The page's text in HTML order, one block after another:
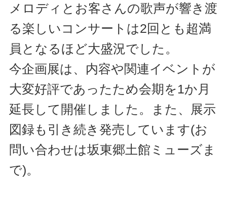
メロディとお客さんの歌声が響き渡
る楽しいコンサートは2回とも超満
員となるほど大盛況でした。
今企画展は、内容や関連イベントが
大変好評であったため会期を1か月
延長して開催しました。また、展示
図録も引き続き発売しています(お
問い合わせは坂東郷土館ミューズま
で)。